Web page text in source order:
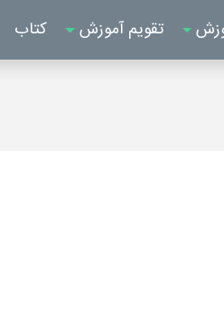
تقویم آموزش کتاب